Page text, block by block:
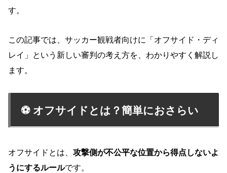
す。
この記事では、サッカー観戦者向けに「オフサイド・ディ
レイ」という新しい審判の考え方を、わかりやすく解説し
ます。
⚽ オフサイドとは？簡単におさらい
オフサイドとは、 攻撃側が不公平な位置から得点しないよ
うにするルールです。